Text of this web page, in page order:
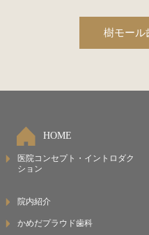
樹モール
HOME
医院コンセプト・イントロダク
ション
院内紹介
かめだプラウド歯科